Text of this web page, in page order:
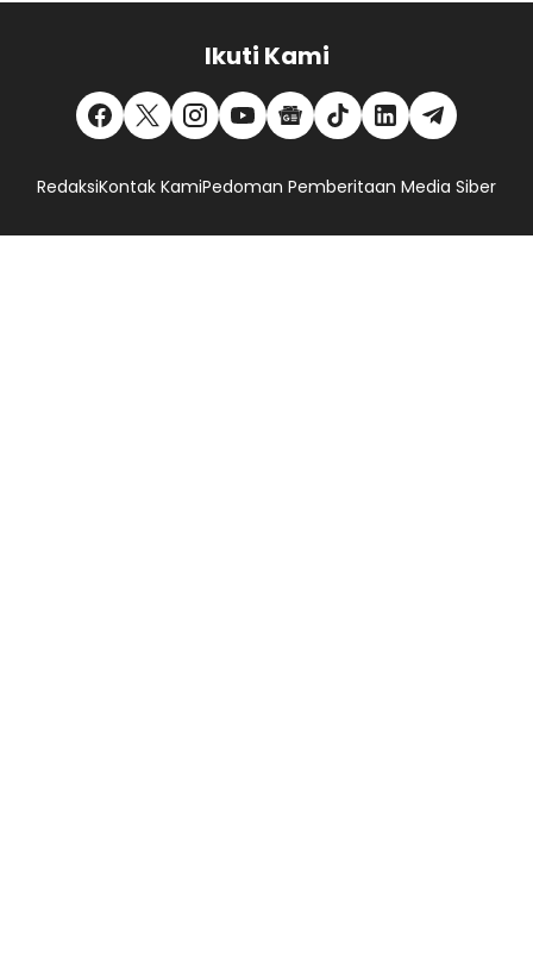
Ikuti Kami
RedaksiKontak KamiPedoman Pemberitaan Media Siber